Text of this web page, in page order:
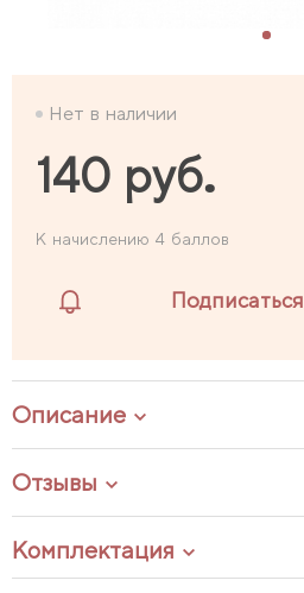
Нет в наличии
140 руб.
К начислению 4 баллов
Подписаться
Описание
Отзывы
Комплектация